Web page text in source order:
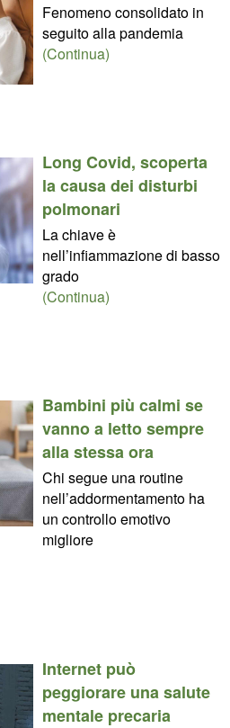
Fenomeno consolidato in
seguito alla pandemia
(Continua)
Long Covid, scoperta
la causa dei disturbi
polmonari
La chiave è
nell’infiammazione di basso
grado
(Continua)
Bambini più calmi se
vanno a letto sempre
alla stessa ora
Chi segue una routine
nell’addormentamento ha
un controllo emotivo
migliore
Internet può
peggiorare una salute
mentale precaria